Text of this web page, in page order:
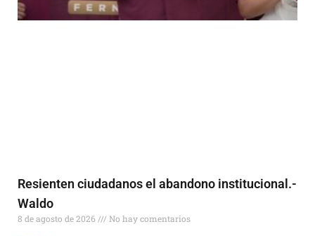
Resienten ciudadanos el abandono institucional.-
Waldo
8 de agosto de 2026 No hay comentarios